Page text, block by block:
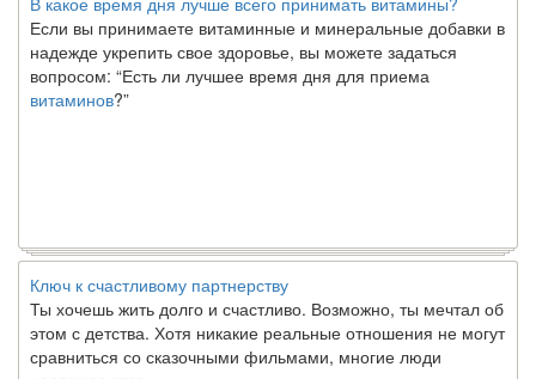
Если вы принимаете витаминные и минеральные добавки в
надежде укрепить свое здоровье, вы можете задаться
вопросом: “Есть ли лучшее время дня для приема
витаминов ?”
Ты хочешь жить долго и счастливо. Возможно, ты мечтал об
этом с детства. Хотя никакие реальные отношения не могут
сравниться со сказочными фильмами, многие люди
наслаждаются...